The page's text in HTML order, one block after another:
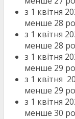
з 1 квітня
менше 28
з 1 квітня
менше 28
з 1 квітня
менше 29
з 1 квітня
менше 29
з 1 квітня
менше 30